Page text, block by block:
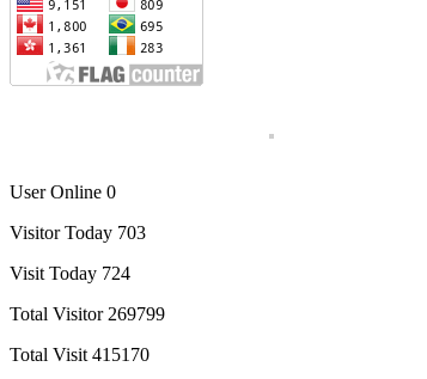
User Online 0
Visitor Today 703
Visit Today 724
Total Visitor 269799
Total Visit 415170